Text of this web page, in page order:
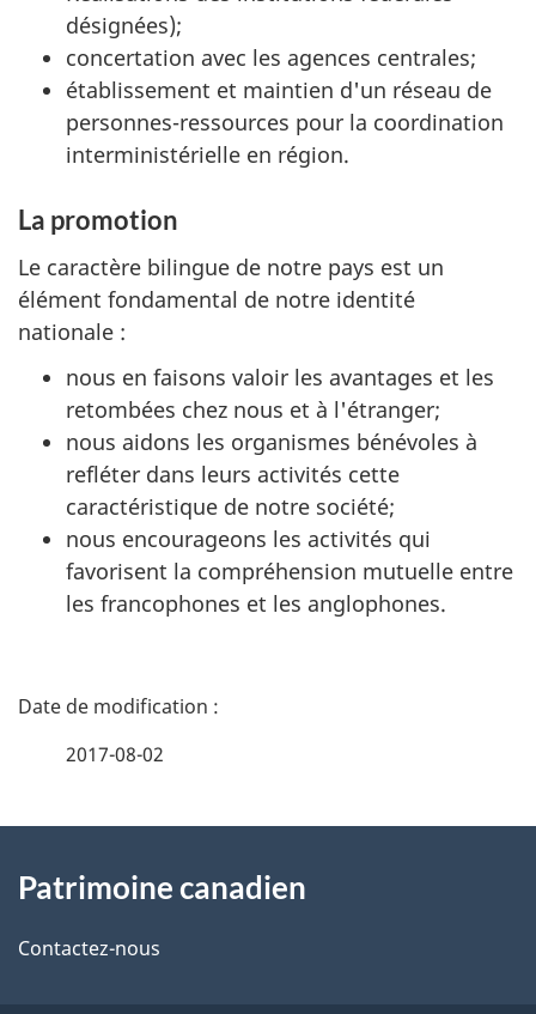
désignées);
concertation avec les agences centrales;
établissement et maintien d'un réseau de
personnes-ressources pour la coordination
interministérielle en région.
La promotion
Le caractère bilingue de notre pays est un
élément fondamental de notre identité
nationale :
nous en faisons valoir les avantages et les
retombées chez nous et à l'étranger;
nous aidons les organismes bénévoles à
refléter dans leurs activités cette
caractéristique de notre société;
nous encourageons les activités qui
favorisent la compréhension mutuelle entre
les francophones et les anglophones.
D
i
l
2017-08-02
propos
de
Patrimoine canadien
Contactez-nous